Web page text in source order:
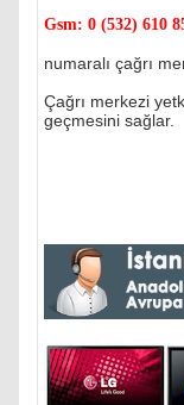
Gsm: 0 (532) 610
numaralı çağrı
Çağrı merkezi
geçmesini sağlar.